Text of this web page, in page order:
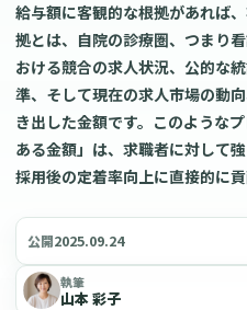
給与額に客観的な根拠があれば
拠とは、自院の診療圏、つまり
おける競合の求人状況、公的な
準、そして現在の求人市場の動
き出した金額です。このような
ある金額」は、求職者に対して
採用後の定着率向上に直接的に貢
公開2025.09.24
執筆
山本 彩子